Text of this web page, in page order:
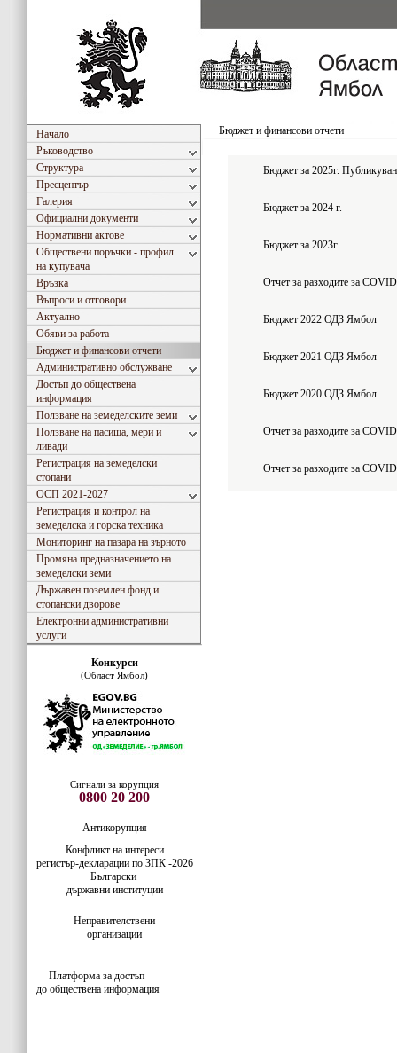
Начало
Ръководство
Структура
Пресцентър
Галерия
Официални документи
Нормативни актове
Обществени поръчки - профил
на купувача
Връзка
Въпроси и отговори
Актуално
Обяви за работа
Бюджет и финансови отчети
Административно обслужване
Достъп до обществена
информация
Ползване на земеделските земи
Ползване на пасища, мери и
ливади
Регистрация на земеделски
стопани
ОСП 2021-2027
Регистрация и контрол на
земеделска и горска техника
Мониторинг на пазара на зърното
Промяна предназначението на
земеделски земи
Държавен поземлен фонд и
стопански дворове
Електронни административни
услуги
Конкурси
(Област Ямбол)
Сигнали за корупция
0800 20 200
Антикорупция
Конфликт на интереси
регистър-деклaрации по ЗПК -2026
Български
държавни институции
Неправителствени
организации
Платформа за достъп
до обществена информация
Бюджет и финансови отчети
Бюджет за 2025г.
Бюджет за 2024 г.
Бюджет за 2023г.
Отчет за разходите за
Бюджет 2022 ОДЗ Ямбол
Бюджет 2021 ОДЗ Ямбол
Бюджет 2020 ОДЗ Ямбол
Отчет за разходите за
Отчет за разходите за